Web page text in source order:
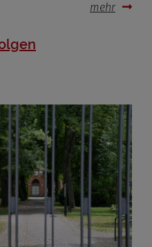
mehr